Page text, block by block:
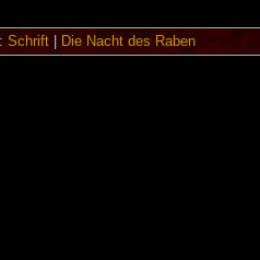
Schrift| Die Nacht des Raben